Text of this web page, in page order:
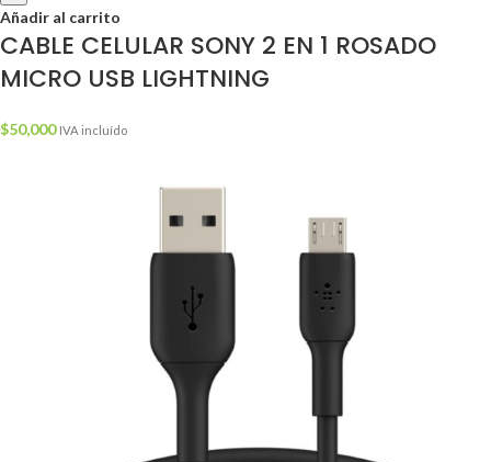
Añadir al carrito
CABLE CELULAR SONY 2 EN 1 ROSADO
MICRO USB LIGHTNING
$50,000 IVA incluído